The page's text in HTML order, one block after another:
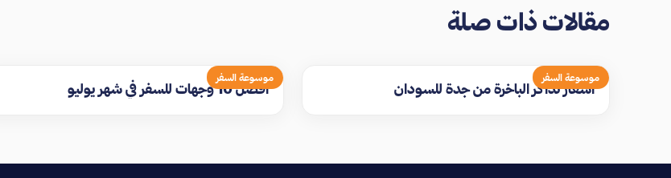
مقالات ذات صلة
موسوعة السفر
اسعار تذاكر الباخرة من جدة للسودان
موسوعة السفر
افضل 10 وجهات للسفر في شهر يوليو